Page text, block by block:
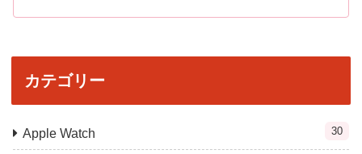
カテゴリー
Apple Watch 30